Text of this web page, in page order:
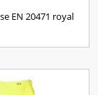
EN 20471 royal